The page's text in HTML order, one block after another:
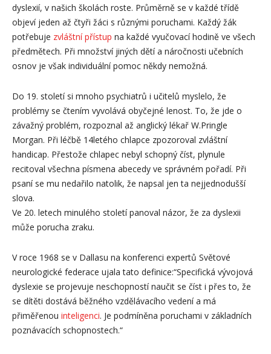
dyslexií, v našich školách roste. Průměrně se v každé třídě
objeví jeden až čtyři žáci s různými poruchami. Každý žák
potřebuje zvláštní přístup na každé vyučovací hodině ve všech
předmětech. Při množství jiných dětí a náročnosti učebních
osnov je však individuální pomoc někdy nemožná.
Do 19. století si mnoho psychiatrů i učitelů myslelo, že
problémy se čtením vyvolává obyčejné lenost. To, že jde o
závažný problém, rozpoznal až anglický lékař W.Pringle
Morgan. Při léčbě 14letého chlapce zpozoroval zvláštní
handicap. Přestože chlapec nebyl schopný číst, plynule
recitoval všechna písmena abecedy ve správném pořadí. Při
psaní se mu nedařilo natolik, že napsal jen ta nejjednodušší
slova.
Ve 20. letech minulého století panoval názor, že za dyslexii
může porucha zraku.
V roce 1968 se v Dallasu na konferenci expertů Světové
neurologické federace ujala tato definice:“Specifická vývojová
dyslexie se projevuje neschopností naučit se číst i přes to, že
se dítěti dostává běžného vzdělávacího vedení a má
přiměřenou inteligenci. Je podmíněna poruchami v základních
poznávacích schopnostech.“